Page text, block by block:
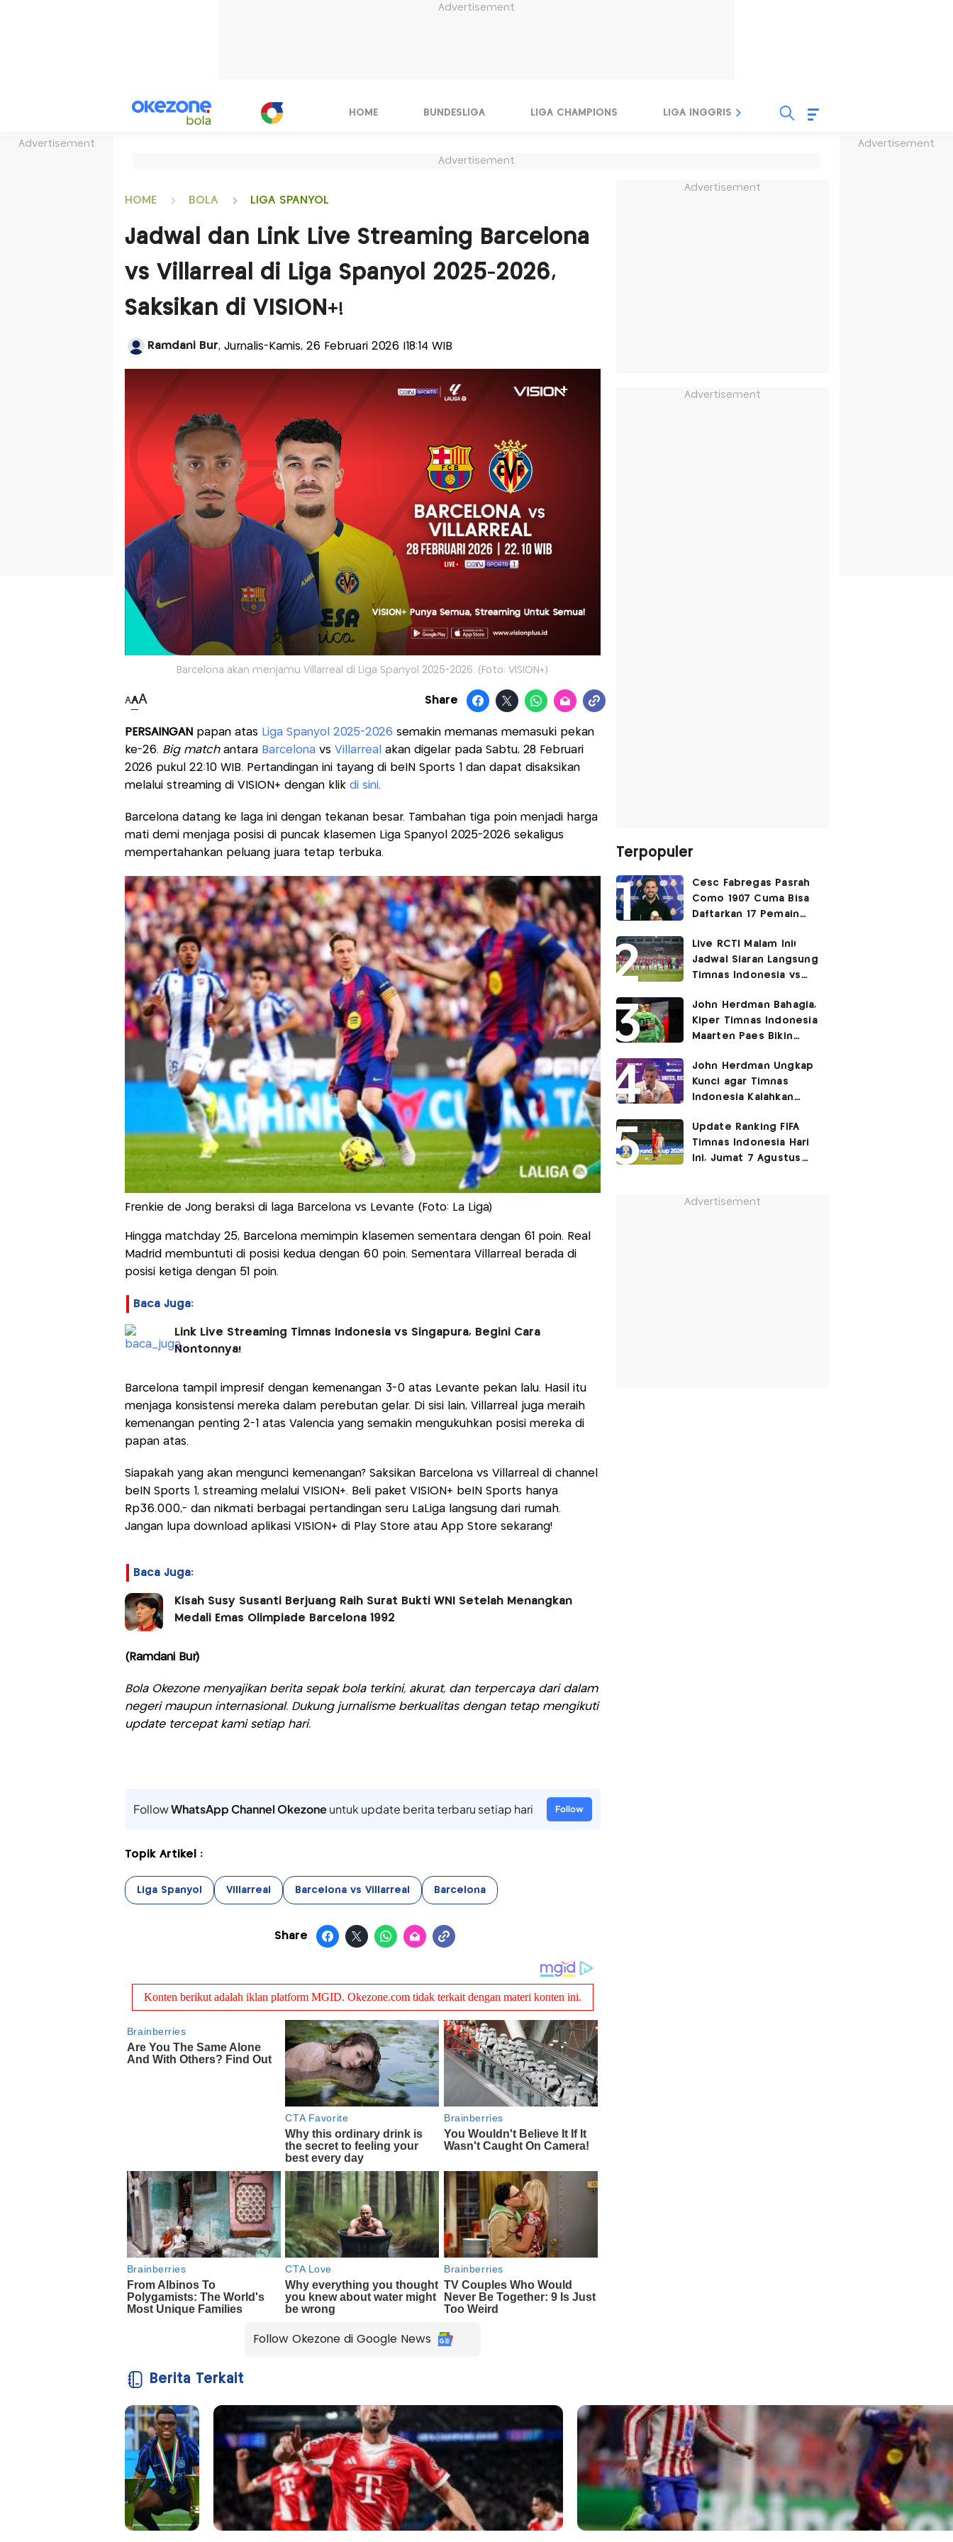
Advertisement
Advertisement Advertisement
HOME BUNDESLIGA LIGA CHAMPIONS LIGA INGGRIS LIGA ITALIA
Advertisement
HOME BOLA LIGA SPANYOL
Jadwal dan Link Live Streaming Barcelona
vs Villarreal di Liga Spanyol 2025-2026,
Saksikan di VISION+!
Ramdani Bur, Jurnalis-Kamis, 26 Februari 2026 |18:14 WIB
Barcelona akan menjamu Villarreal di Liga Spanyol 2025-2026. (Foto: VISION+)
AAA Share
PERSAINGAN papan atasLiga Spanyol 2025-2026 semakin memanas memasuki pekan
ke-26. Big matchantaraBarcelona vs Villarreal akan digelar pada Sabtu, 28 Februari
2026 pukul 22:10 WIB. Pertandingan ini tayang di beIN Sports 1 dan dapat disaksikan
melalui streaming di VISION+ dengan klik di sini.
Barcelona datang ke laga ini dengan tekanan besar. Tambahan tiga poin menjadi harga
mati demi menjaga posisi di puncak klasemen Liga Spanyol 2025-2026 sekaligus
mempertahankan peluang juara tetap terbuka.
Frenkie de Jong beraksi di laga Barcelona vs Levante (Foto: La Liga)
Hingga matchday 25, Barcelona memimpin klasemen sementara dengan 61 poin. Real
Madrid membuntuti di posisi kedua dengan 60 poin. Sementara Villarreal berada di
posisi ketiga dengan 51 poin.
Baca Juga:
Link Live Streaming Timnas Indonesia vs Singapura, Begini Cara
Nontonnya!
Barcelona tampil impresif dengan kemenangan 3-0 atas Levante pekan lalu. Hasil itu
menjaga konsistensi mereka dalam perebutan gelar. Di sisi lain, Villarreal juga meraih
kemenangan penting 2-1 atas Valencia yang semakin mengukuhkan posisi mereka di
papan atas.
Siapakah yang akan mengunci kemenangan? Saksikan Barcelona vs Villarreal di channel
beIN Sports 1, streaming melalui VISION+. Beli paket VISION+ beIN Sports hanya
Rp36.000,- dan nikmati berbagai pertandingan seru LaLiga langsung dari rumah.
Jangan lupa download aplikasi VISION+ di Play Store atau App Store sekarang!
Baca Juga:
Kisah Susy Susanti Berjuang Raih Surat Bukti WNI Setelah Menangkan
Medali Emas Olimpiade Barcelona 1992
(Ramdani Bur)
Bola Okezone menyajikan berita sepak bola terkini, akurat, dan terpercaya dari dalam
negeri maupun internasional. Dukung jurnalisme berkualitas dengan tetap mengikuti
update tercepat kami setiap hari.
FollowWhatsApp Channel Okezoneuntuk update berita terbaru setiap hari Follow
Topik Artikel :
Liga Spanyol Villarreal Barcelona vs Villarreal Barcelona
Share
Follow Okezone di Google News
Berita Terkait
Advertisement
Advertisement
Terpopuler
Cesc Fabregas Pasrah
Como 1907 Cuma Bisa
Daftarkan 17 Pemain
2026-2027
Live RCTI Malam Ini!
Jadwal Siaran Langsung
Timnas Indonesia vs
2026: Laga Hidup Mati
John Herdman Bahagia,
Kiper Timnas Indonesia
Maarten Paes Bikin
Duduk di Bangku
Cadangan!
John Herdman Ungkap
Kunci agar Timnas
Indonesia Kalahkan
2026: Tenang tapi
Berapi-api
Update Ranking FIFA
Timnas Indonesia Hari
Ini, Jumat 7 Agustus
Advertisement